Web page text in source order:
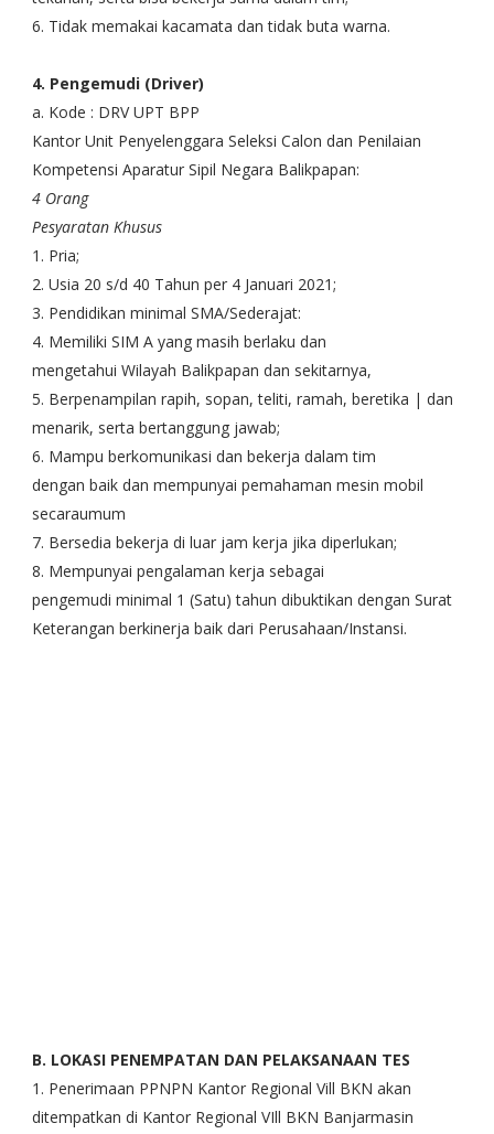
6. Tidak memakai kacamata dan tidak buta warna.
4. Pengemudi (Driver)
a. Kode : DRV UPT BPP
Kantor Unit Penyelenggara Seleksi Calon dan Penilaian
Kompetensi Aparatur Sipil Negara Balikpapan:
4 Orang
Pesyaratan Khusus
1. Pria;
2. Usia 20 s/d 40 Tahun per 4 Januari 2021;
3. Pendidikan minimal SMA/Sederajat:
4. Memiliki SIM A yang masih berlaku dan
mengetahui Wilayah Balikpapan dan sekitarnya,
5. Berpenampilan rapih, sopan, teliti, ramah, beretika | dan
menarik, serta bertanggung jawab;
6. Mampu berkomunikasi dan bekerja dalam tim
dengan baik dan mempunyai pemahaman mesin mobil
secaraumum
7. Bersedia bekerja di luar jam kerja jika diperlukan;
8. Mempunyai pengalaman kerja sebagai
pengemudi minimal 1 (Satu) tahun dibuktikan dengan Surat
Keterangan berkinerja baik dari Perusahaan/Instansi.
B. LOKASI PENEMPATAN DAN PELAKSANAAN TES
1. Penerimaan PPNPN Kantor Regional Vill BKN akan
ditempatkan di Kantor Regional VIll BKN Banjarmasin